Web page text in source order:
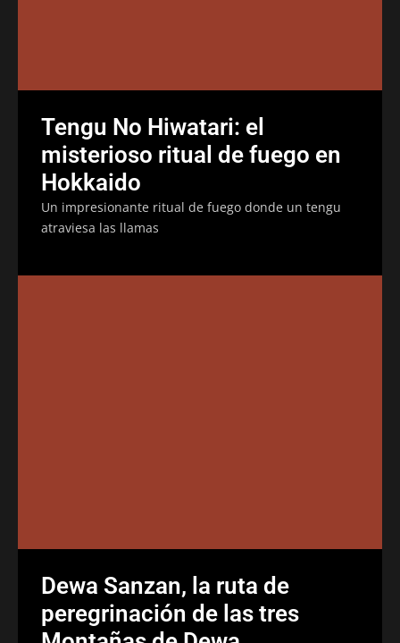
Tengu No Hiwatari: el
misterioso ritual de fuego en
Hokkaido
Un impresionante ritual de fuego donde un tengu
atraviesa las llamas
Dewa Sanzan, la ruta de
peregrinación de las tres